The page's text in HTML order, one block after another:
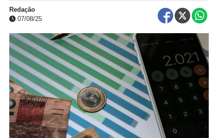
Redação
07/08/25